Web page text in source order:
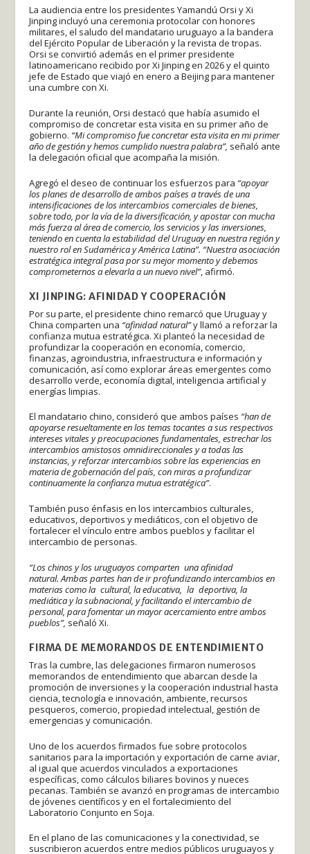
La audiencia entre los presidentes Yamandú Orsi y Xi
Jinping incluyó una ceremonia protocolar con honores
militares, el saludo del mandatario uruguayo a la bandera
del Ejército Popular de Liberación y la revista de tropas.
Orsi se convirtió además en el primer presidente
latinoamericano recibido por Xi Jinping en 2026 y el quinto
jefe de Estado que viajó en enero a Beijing para mantener
una cumbre con Xi.
Durante la reunión, Orsi destacó que había asumido el
compromiso de concretar esta visita en su primer año de
gobierno. “Mi compromiso fue concretar esta visita en mi primer
año de gestión y hemos cumplido nuestra palabra”, señaló ante
la delegación oficial que acompaña la misión.
Agregó el deseo de continuar los esfuerzos para “apoyar
los planes de desarrollo de ambos países a través de una
intensificaciones de los intercambios comerciales de bienes,
sobre todo, por la vía de la diversificación, y apostar con mucha
más fuerza al área de comercio, los servicios y las inversiones,
teniendo en cuenta la estabilidad del Uruguay en nuestra región y
nuestro rol en Sudamérica y América Latina”. “Nuestra asociación
estratégica integral pasa por su mejor momento y debemos
comprometernos a elevarla a un nuevo nivel”, afirmó.
XI JINPING: AFINIDAD Y COOPERACIÓN
Por su parte, el presidente chino remarcó que Uruguay y
China comparten una “afinidad natural”y llamó a reforzar la
confianza mutua estratégica. Xi planteó la necesidad de
profundizar la cooperación en economía, comercio,
finanzas, agroindustria, infraestructura e información y
comunicación, así como explorar áreas emergentes como
desarrollo verde, economía digital, inteligencia artificial y
energías limpias.
El mandatario chino, consideró que ambos países “han de
apoyarse resueltamente en los temas tocantes a sus respectivos
intereses vitales y preocupaciones fundamentales, estrechar los
intercambios amistosos omnidireccionales y a todas las
instancias, y reforzar intercambios sobre las experiencias en
materia de gobernación del país, con miras a profundizar
continuamente la confianza mutua estratégica”.
También puso énfasis en los intercambios culturales,
educativos, deportivos y mediáticos, con el objetivo de
fortalecer el vínculo entre ambos pueblos y facilitar el
intercambio de personas.
“Los chinos y los uruguayos comparten una afinidad
natural. Ambas partes han de ir profundizando intercambios en
materias como la cultural, la educativa, la deportiva, la
mediática y la subnacional, y facilitando el intercambio de
personal, para fomentar un mayor acercamiento entre ambos
pueblos”, señaló Xi.
FIRMA DE MEMORANDOS DE ENTENDIMIENTO
Tras la cumbre, las delegaciones firmaron numerosos
memorandos de entendimiento que abarcan desde la
promoción de inversiones y la cooperación industrial hasta
ciencia, tecnología e innovación, ambiente, recursos
pesqueros, comercio, propiedad intelectual, gestión de
emergencias y comunicación.
Uno de los acuerdos firmados fue sobre protocolos
sanitarios para la importación y exportación de carne aviar,
al igual que acuerdos vinculados a exportaciones
específicas, como cálculos biliares bovinos y nueces
pecanas. También se avanzó en programas de intercambio
de jóvenes científicos y en el fortalecimiento del
Laboratorio Conjunto en Soja.
En el plano de las comunicaciones y la conectividad, se
suscribieron acuerdos entre medios públicos uruguayos y